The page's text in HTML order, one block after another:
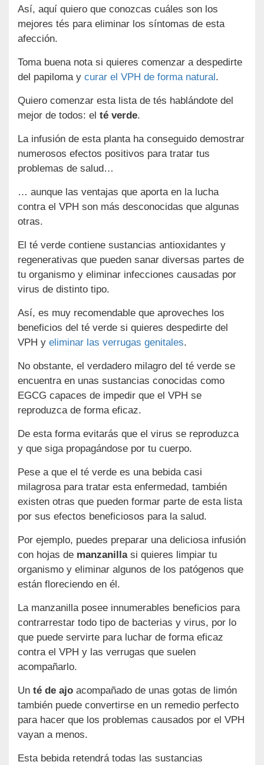
Así, aquí quiero que conozcas cuáles son los
mejores tés para eliminar los síntomas de esta
afección.
Toma buena nota si quieres comenzar a despedirte
del papiloma y curar el VPH de forma natural.
Quiero comenzar esta lista de tés hablándote del
mejor de todos: el té verde.
La infusión de esta planta ha conseguido demostrar
numerosos efectos positivos para tratar tus
problemas de salud…
… aunque las ventajas que aporta en la lucha
contra el VPH son más desconocidas que algunas
otras.
El té verde contiene sustancias antioxidantes y
regenerativas que pueden sanar diversas partes de
tu organismo y eliminar infecciones causadas por
virus de distinto tipo.
Así, es muy recomendable que aproveches los
beneficios del té verde si quieres despedirte del
VPH y eliminar las verrugas genitales.
No obstante, el verdadero milagro del té verde se
encuentra en unas sustancias conocidas como
EGCG capaces de impedir que el VPH se
reproduzca de forma eficaz.
De esta forma evitarás que el virus se reproduzca
y que siga propagándose por tu cuerpo.
Pese a que el té verde es una bebida casi
milagrosa para tratar esta enfermedad, también
existen otras que pueden formar parte de esta lista
por sus efectos beneficiosos para la salud.
Por ejemplo, puedes preparar una deliciosa infusión
con hojas de manzanillasi quieres limpiar tu
organismo y eliminar algunos de los patógenos que
están floreciendo en él.
La manzanilla posee innumerables beneficios para
contrarrestar todo tipo de bacterias y virus, por lo
que puede servirte para luchar de forma eficaz
contra el VPH y las verrugas que suelen
acompañarlo.
Un té de ajo acompañado de unas gotas de limón
también puede convertirse en un remedio perfecto
para hacer que los problemas causados por el VPH
vayan a menos.
Esta bebida retendrá todas las sustancias